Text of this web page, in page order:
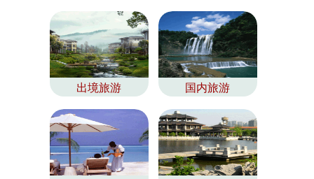
出境旅游 国内旅游